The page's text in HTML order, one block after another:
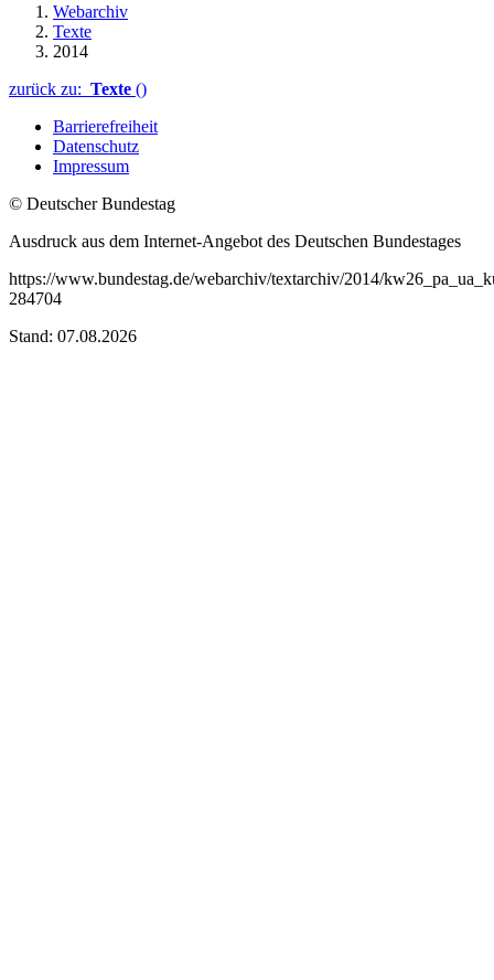
Webarchiv
Texte
2014
zurück zu: Texte ()
Barrierefreiheit
Datenschutz
Impressum
© Deutscher Bundestag
Ausdruck aus dem Internet-Angebot des Deutschen Bundestages
https://www.bundestag.de/webarchiv/textarchiv/2014/
284704
Stand: 07.08.2026